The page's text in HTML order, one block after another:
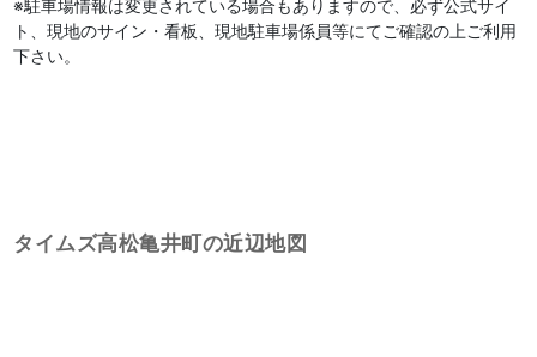
※駐車場情報は変更されている場合もありますので、必ず公式サイ
ト、現地のサイン・看板、現地駐車場係員等にてご確認の上ご利用
下さい。
タイムズ高松亀井町の近辺地図